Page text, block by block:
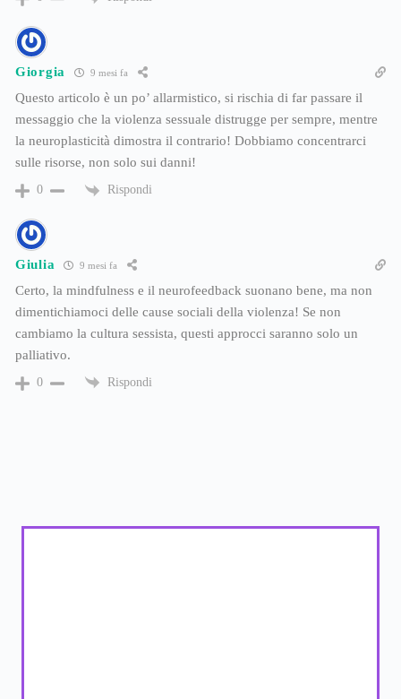
Giorgia 9 mesi fa
Questo articolo è un po’ allarmistico, si rischia di far passare il
messaggio che la violenza sessuale distrugge per sempre, mentre
la neuroplasticità dimostra il contrario! Dobbiamo concentrarci
sulle risorse, non solo sui danni!
0 Rispondi
Giulia 9 mesi fa
Certo, la mindfulness e il neurofeedback suonano bene, ma non
dimentichiamoci delle cause sociali della violenza! Se non
cambiamo la cultura sessista, questi approcci saranno solo un
palliativo.
0 Rispondi